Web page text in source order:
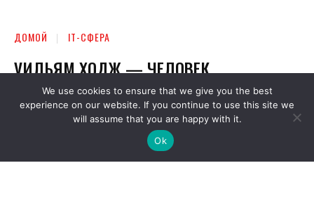
We use cookies to ensure that we give you the best
experience on our website. If you continue to use this site we
will assume that you are happy with it.
Ok